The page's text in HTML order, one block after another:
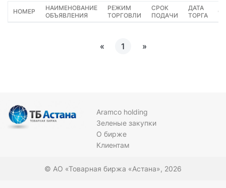
НОМЕР
НАИМЕНОВАНИЕ
ОБЪЯВЛЕНИЯ
РЕЖИМ
ТОРГОВЛИ
СРОК
ПОДАЧИ
ДАТА
ТОРГА
« 1 »
Aramco holding
Зеленые закупки
О бирже
Клиентам
© АО «Товарная биржа «Астана», 2026